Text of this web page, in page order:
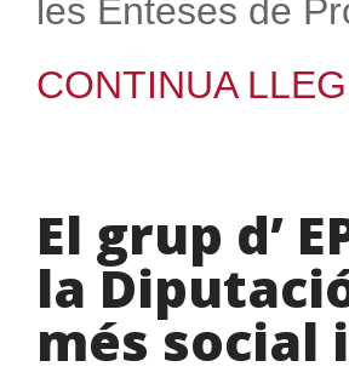
les Enteses de
CONTINUA
El grup d’
la
més social